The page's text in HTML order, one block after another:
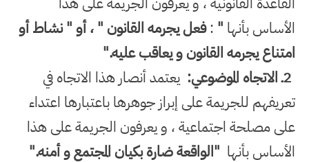
الأساس بأنها
: " فعل يجرمه القانون " ، أو " نشاط أو
امتناع يجرمه القانون و يعاقب عليه".
2ـ الاتجاه الموضوعي: يعتمد أنصار هذا الاتجاه في
تعريفهم للجريمة على إبراز جوهرها باعتبارها اعتداء
على مصلحة اجتماعية ، و يعرفون الجريمة على هذا
الأساس بأنها "الواقعة ضارة بكيان المجتمع و أمنه".